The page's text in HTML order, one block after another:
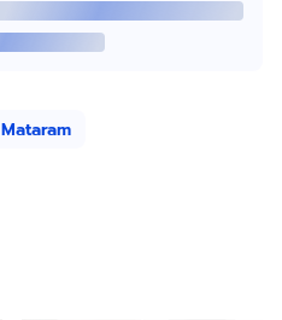
Mataram